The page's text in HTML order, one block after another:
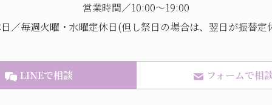
営業時間／10:00～19:00
／毎週火曜・水曜定休日(但し祭日の場合は、翌日が振替定
LINEで相談 フォームで相